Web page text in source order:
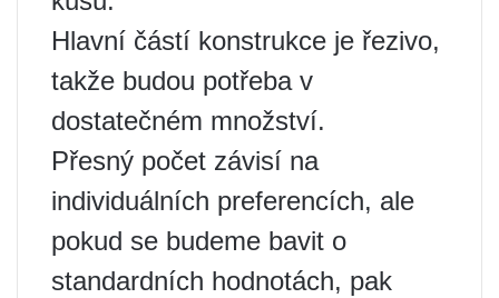
Hlavní částí konstrukce je řezivo,
takže budou potřeba v
dostatečném množství.
Přesný počet závisí na
individuálních preferencích, ale
pokud se budeme bavit o
standardních hodnotách, pak